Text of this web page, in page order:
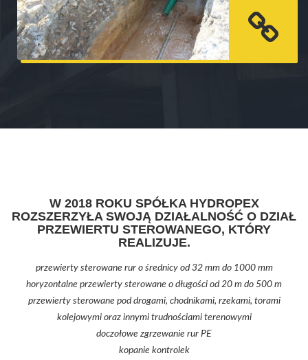
W 2018 ROKU SPÓŁKA HYDROPEX
ROZSZERZYŁA SWOJĄ DZIAŁALNOŚĆ O DZIAŁ
PRZEWIERTU STEROWANEGO, KTÓRY
REALIZUJE.
przewierty sterowane rur o średnicy od 32 mm do 1000 mm
horyzontalne przewierty sterowane o długości od 20 m do 500 m
przewierty sterowane pod drogami, chodnikami, rzekami, torami
kolejowymi oraz innymi trudnościami terenowymi
doczołowe zgrzewanie rur PE
kopanie kontrolek